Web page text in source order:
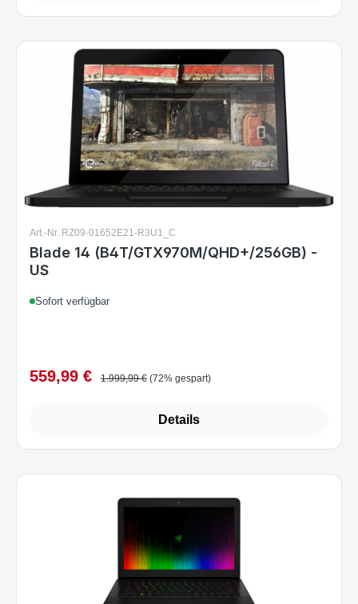
Art.-Nr. RZ09-01652E21-R3U1_C
Blade 14 (B4T/GTX970M/QHD+/256GB) -
US
Sofort verfügbar
Verkaufspreis:
559,99 € Regulärer Preis:
1.999,99 € (72% gespart)
Details